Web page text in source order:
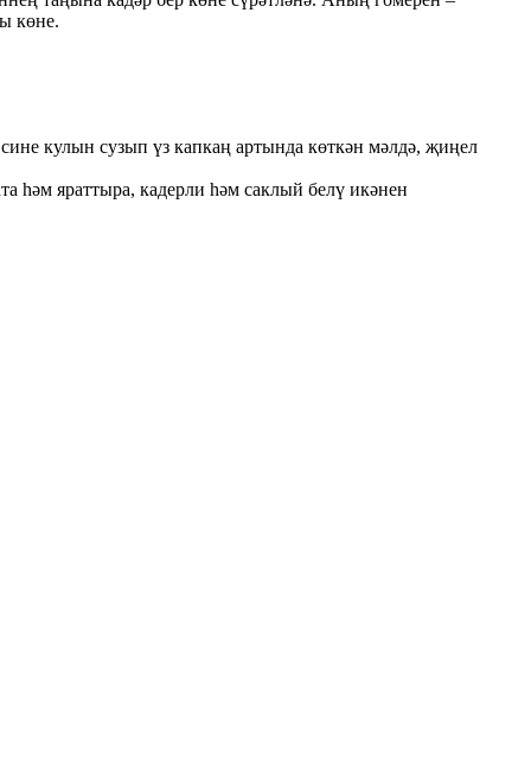
көне.
кулын сузып үз капкаң артында көткән мәлдә, җиңел
яраттыра, кадерли һәм саклый белү икәнен